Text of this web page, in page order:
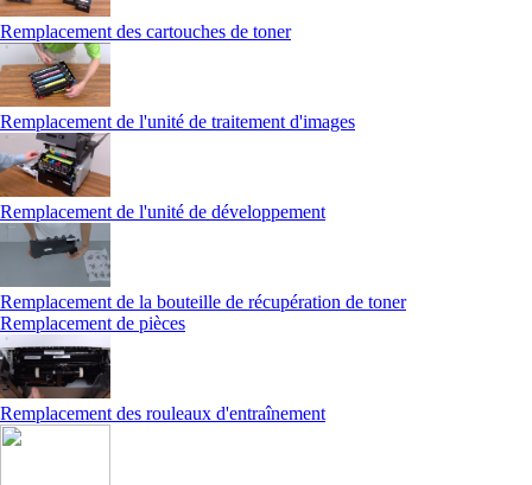
Remplacement des cartouches de toner
Remplacement de l'unité de traitement d'images
Remplacement de l'unité de développement
Remplacement de la bouteille de récupération de toner
Remplacement de pièces
Remplacement des rouleaux d'entraînement